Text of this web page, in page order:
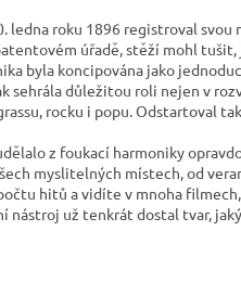
ledna roku 1896 registroval svou
úřadě, stěží mohl
byla koncipována jako
sehrála důležitou roli nejen v
rocku i popu. Odstartoval
z foukací harmoniky
myslitelných místech, od
hitů a vidíte v mnoha
nástroj už tenkrát dostal tvar,